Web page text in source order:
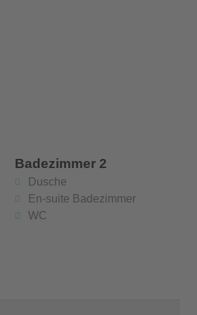
Badezimmer 2
Dusche
En-suite Badezimmer
WC